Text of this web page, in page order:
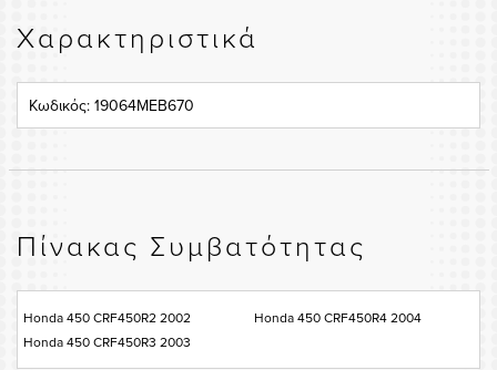
Χαρακτηριστικά
Κωδικός: 19064MEB670
Πίνακας Συμβατότητας
Honda 450 CRF450R2 2002
Honda 450 CRF450R3 2003
Honda 450 CRF450R4 2004